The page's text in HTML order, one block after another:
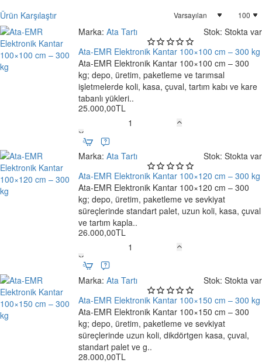
Ürün Karşılaştır
Marka: Ata Tartı Stok: Stokta var
Ata-EMR Elektronik Kantar 100×100 cm – 300 kg
Ata-EMR Elektronik Kantar 100×100 cm – 300
kg; depo, üretim, paketleme ve tarımsal
işletmelerde koli, kasa, çuval, tartım kabı ve kare
tabanlı yükleri..
25.000,00TL
EMR
Elektronik
Kantar
100×100
cm
–
300
kg
Marka: Ata Tartı Stok: Stokta var
Ata-EMR Elektronik Kantar 100×120 cm – 300 kg
Ata-EMR Elektronik Kantar 100×120 cm – 300
kg; depo, üretim, paketleme ve sevkiyat
süreçlerinde standart palet, uzun koli, kasa, çuval
ve tartım kapla..
26.000,00TL
EMR
Elektronik
Kantar
100×120
cm
–
300
kg
Marka: Ata Tartı Stok: Stokta var
Ata-EMR Elektronik Kantar 100×150 cm – 300 kg
Ata-EMR Elektronik Kantar 100×150 cm – 300
kg; depo, üretim, paketleme ve sevkiyat
süreçlerinde uzun koli, dikdörtgen kasa, çuval,
standart palet ve g..
28.000,00TL